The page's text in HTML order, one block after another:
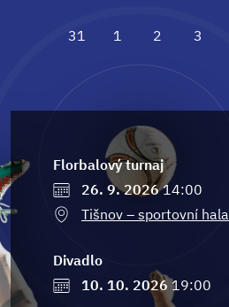
31 1 2 3
Florbalový turnaj
26. 9. 202614:00
Tišnov – sportovní hala
Divadlo
10. 10. 202619:00